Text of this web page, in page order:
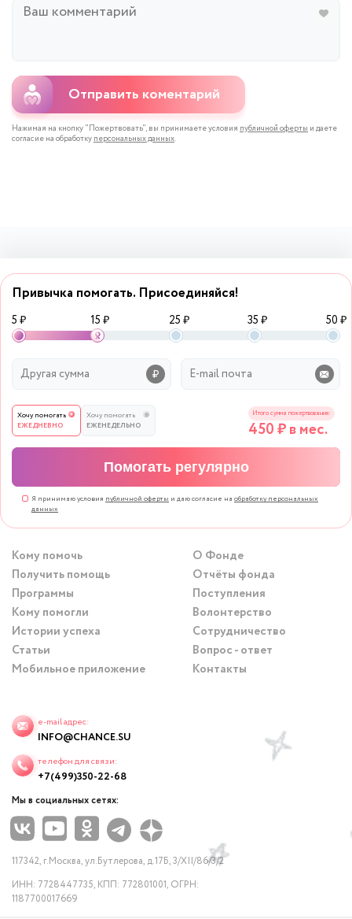
Отправить коментарий
Нажимая на кнопку "Пожертвовать", вы принимаете условия публичной оферты и даете
согласие на обработкуперсональных данных.
Привычка помогать. Присоединяйся!
5 ₽ 15 ₽ 25 ₽ 35 ₽ 50 ₽
Хочу помогать
ЕЖЕДНЕВНО
Хочу помогать
ЕЖЕНЕДЕЛЬНО
Итого сумма пожертвования:
450₽ в мес.
Помогать регулярно
Я принимаю условия публичной оферты и даю согласие на обработку персональных
данных
Кому помочь
Получить помощь
Программы
Кому помогли
Истории успеха
Статьи
Мобильное приложение
О Фонде
Отчёты фонда
Поступления
Волонтерство
Сотрудничество
Вопрос - ответ
Контакты
e-mail адрес:
INFO@CHANCE.SU
телефон для связи:
+7(499)350-22-68
Мы в социальных сетях:
117342, г.Москва, ул.Бутлерова, д.17Б, 3/XII/86/3/2
ИНН: 7728447735, КПП: 772801001, ОГРН:
1187700017669